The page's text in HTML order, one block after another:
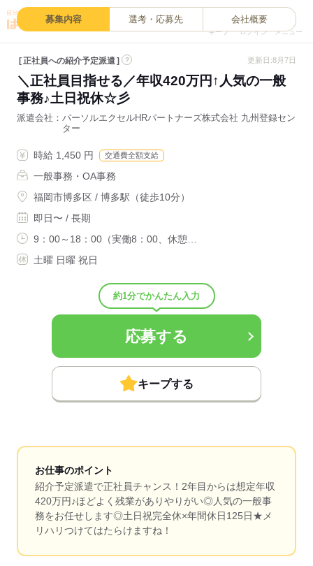
キープ ログイン メニュー
募集内容 選考・応募先 会社概要
正社員への紹介予定派遣 ? 更新日:8月7日
＼正社員目指せる／年収420万円↑人気の一般
事務♪土日祝休☆彡
派遣会社
パーソルエクセルHRパートナーズ株式会社 九州登録セン
ター
時給 1,450 円 交通費全額支給
一般事務・OA事務
福岡市博多区 / 博多駅（徒歩10分）
即日〜 / 長期
9：00～18：00（実働8：00、休憩…
土曜 日曜 祝日
約1分でかんたん入力
応募する
キープする
お仕事のポイント
紹介予定派遣で正社員チャンス！2年目からは想定年収
420万円♪ほどよく残業がありやりがい◎人気の一般事
務をお任せします◎土日祝完全休×年間休日125日★メ
リハリつけてはたらけますね！